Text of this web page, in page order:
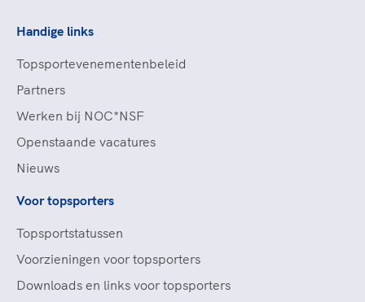
Handige links
Topsportevenementenbeleid
Partners
Werken bij NOC*NSF
Openstaande vacatures
Nieuws
Voor topsporters
Topsportstatussen
Voorzieningen voor topsporters
Downloads en links voor topsporters